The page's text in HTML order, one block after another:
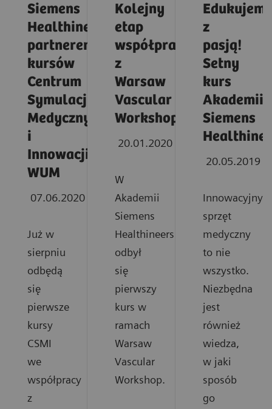
Siemens
Healthineers
partnerem
kursów
Centrum
Symulacji
Medycznych
i
Innowacji
WUM
07.06.2020
Już w
sierpniu
odbędą
się
pierwsze
kursy
CSMI
we
współpracy
z
Kolejny
etap
współpracy
z
Warsaw
Vascular
Workshops
20.01.2020
W
Akademii
Siemens
Healthineers
odbył
się
pierwszy
kurs w
ramach
Warsaw
Vascular
Workshop.
z
pasją!
Setny
kurs
Akademii
Siemens
20.05.2019
Innowacyjny
sprzęt
medyczny
to nie
wszystko.
Niezbędna
jest
również
wiedza,
w jaki
sposób
go